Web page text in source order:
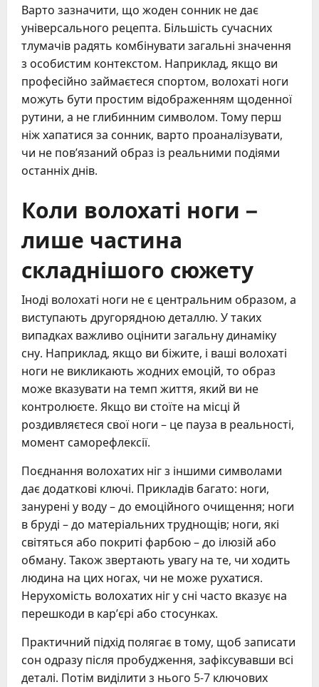
Варто зазначити, що жоден сонник не дає
універсального рецепта. Більшість сучасних
тлумачів радять комбінувати загальні значення
з особистим контекстом. Наприклад, якщо ви
професійно займаєтеся спортом, волохаті ноги
можуть бути простим відображенням щоденної
рутини, а не глибинним символом. Тому перш
ніж хапатися за сонник, варто проаналізувати,
чи не пов’язаний образ із реальними подіями
останніх днів.
Коли волохаті ноги –
лише частина
складнішого сюжету
Іноді волохаті ноги не є центральним образом, а
виступають другорядною деталлю. У таких
випадках важливо оцінити загальну динаміку
сну. Наприклад, якщо ви біжите, і ваші волохаті
ноги не викликають жодних емоцій, то образ
може вказувати на темп життя, який ви не
контролюєте. Якщо ви стоїте на місці й
роздивляєтеся свої ноги – це пауза в реальності,
момент саморефлексії.
Поєднання волохатих ніг з іншими символами
дає додаткові ключі. Прикладів багато: ноги,
занурені у воду – до емоційного очищення; ноги
в бруді – до матеріальних труднощів; ноги, які
світяться або покриті фарбою – до ілюзій або
обману. Також звертають увагу на те, чи ходить
людина на цих ногах, чи не може рухатися.
Нерухомість волохатих ніг у сні часто вказує на
перешкоди в кар’єрі або стосунках.
Практичний підхід полягає в тому, щоб записати
сон одразу після пробудження, зафіксувавши всі
деталі. Потім виділити з нього 5-7 ключових